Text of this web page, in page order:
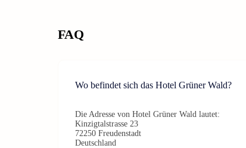
FAQ
Wo befindet sich das Hotel Grüner Wald?
Die Adresse von Hotel Grüner Wald lautet:
Kinzigtalstrasse 23
72250 Freudenstadt
Deutschland